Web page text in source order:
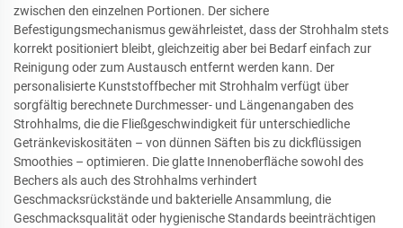
zwischen den einzelnen Portionen. Der sichere
Befestigungsmechanismus gewährleistet, dass der Strohhalm stets
korrekt positioniert bleibt, gleichzeitig aber bei Bedarf einfach zur
Reinigung oder zum Austausch entfernt werden kann. Der
personalisierte Kunststoffbecher mit Strohhalm verfügt über
sorgfältig berechnete Durchmesser- und Längenangaben des
Strohhalms, die die Fließgeschwindigkeit für unterschiedliche
Getränkeviskositäten – von dünnen Säften bis zu dickflüssigen
Smoothies – optimieren. Die glatte Innenoberfläche sowohl des
Bechers als auch des Strohhalms verhindert
Geschmacksrückstände und bakterielle Ansammlung, die
Geschmacksqualität oder hygienische Standards beeinträchtigen